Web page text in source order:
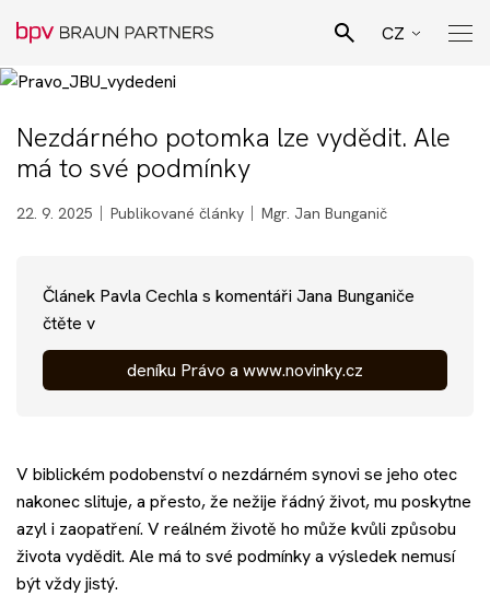
Pro Bono poradenství
Naši lidé
Právní specializace
Podnikatelské sektory
Akce
CZ
Nezdárného potomka lze vydědit. Ale
má to své podmínky
22. 9. 2025 Publikované články Mgr. Jan Bunganič
Článek Pavla Cechla s komentáři Jana Bunganiče
čtěte v
deníku Právo a www.novinky.cz
V biblickém podobenství o nezdárném synovi se jeho otec
nakonec slituje, a přesto, že nežije řádný život, mu poskytne
azyl i zaopatření. V reálném životě ho může kvůli způsobu
života vydědit. Ale má to své podmínky a výsledek nemusí
být vždy jistý.